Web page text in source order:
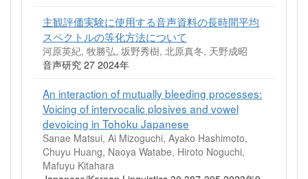
主観評価実験に使用する音声資料の長時間平均
スペクトルの等化方法について
河原英紀, 牧勝弘, 坂野秀樹, 北原真冬, 天野成昭
音声研究 27 2024年
An interaction of mutually bleeding processes:
Voicing of intervocalic plosives and vowel
devoicing in Tohoku Japanese
Sanae Matsui, Ai Mizoguchi, Ayako Hashimoto,
Chuyu Huang, Naoya Watabe, Hiroto Noguchi,
Mafuyu Kitahara